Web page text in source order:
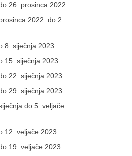
26. prosinca 2022.
2022. do 2.
8. siječnja 2023.
15. siječnja 2023.
22. siječnja 2023.
29. siječnja 2023.
do 5. veljače
12. veljače 2023.
19. veljače 2023.